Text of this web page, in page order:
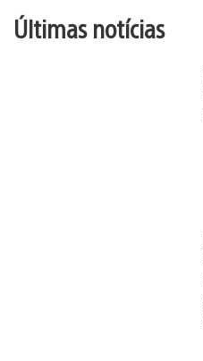
Últimas notícias